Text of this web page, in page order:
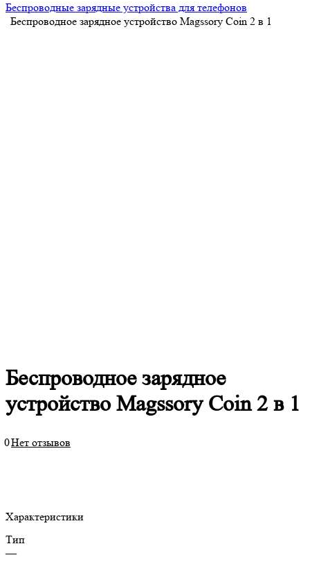
Беспроводные зарядные устройства для телефонов
Беспроводное зарядное устройство Magssory Coin 2 в 1
Беспроводное зарядное
устройство Magssory Coin 2 в 1
0Нет отзывов
Характеристики
Тип
—